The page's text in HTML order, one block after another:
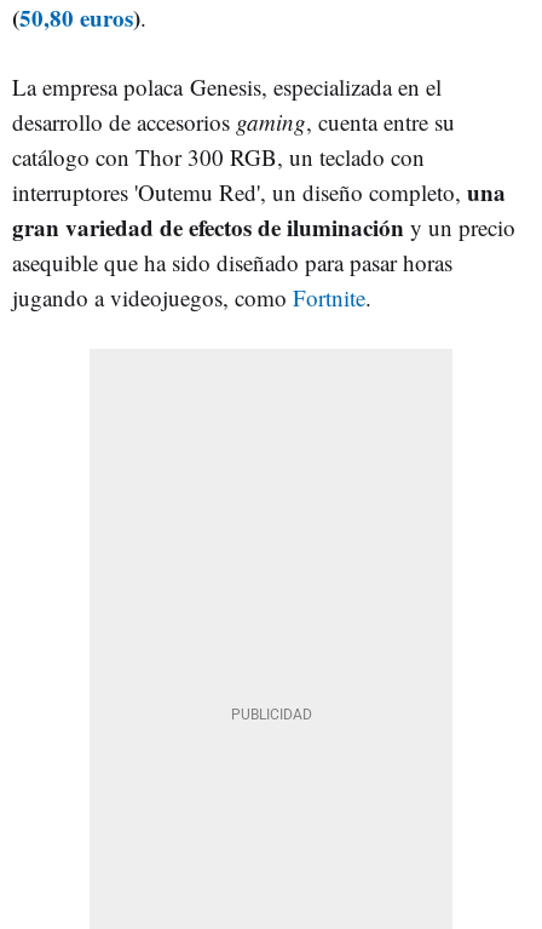
(50,80 euros).
La empresa polaca Genesis, especializada en el
desarrollo de accesorios gaming, cuenta entre su
catálogo con Thor 300 RGB, un teclado con
interruptores 'Outemu Red', un diseño completo, una
gran variedad de efectos de iluminación y un precio
asequible que ha sido diseñado para pasar horas
jugando a videojuegos, como Fortnite.